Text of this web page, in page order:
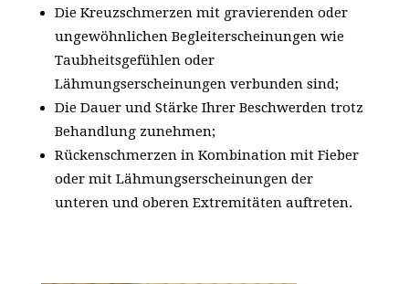
Die Kreuzschmerzen mit gravierenden oder
ungewöhnlichen Begleiterscheinungen wie
Taubheitsgefühlen oder
Lähmungserscheinungen verbunden sind;
Die Dauer und Stärke Ihrer Beschwerden trotz
Behandlung zunehmen;
Rückenschmerzen in Kombination mit Fieber
oder mit Lähmungserscheinungen der
unteren und oberen Extremitäten auftreten.